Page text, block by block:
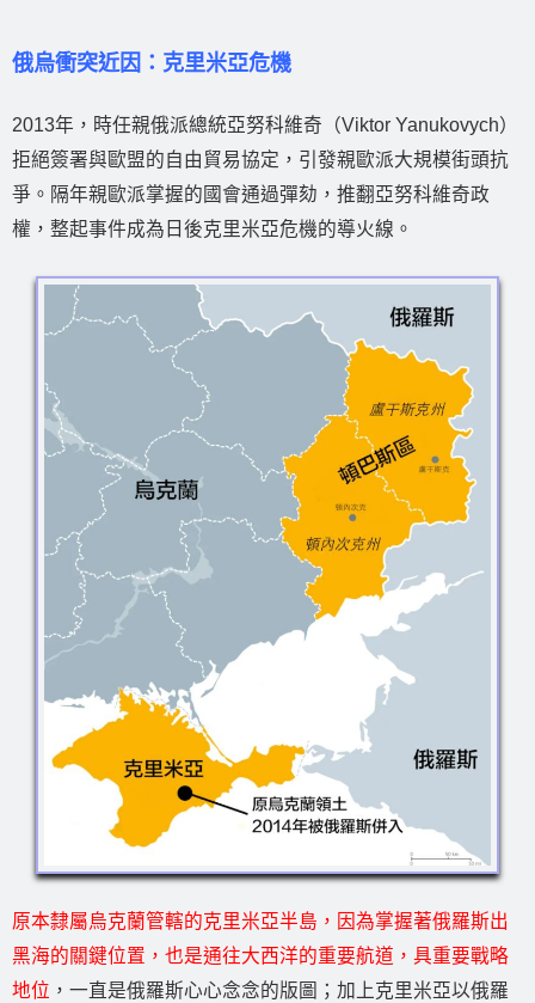
俄烏衝突近因：克里米亞危機
2013年，時任親俄派總統亞努科維奇（Viktor Yanukovych）
拒絕簽署與歐盟的自由貿易協定，引發親歐派大規模街頭抗
爭。隔年親歐派掌握的國會通過彈劾，推翻亞努科維奇政
權，整起事件成為日後克里米亞危機的導火線。
原本隸屬烏克蘭管轄的克里米亞半島，因為掌握著俄羅斯出
黑海的關鍵位置，也是通往大西洋的重要航道，具重要戰略
地位 ，一直是俄羅斯心心念念的版圖；加上克里米亞以俄羅